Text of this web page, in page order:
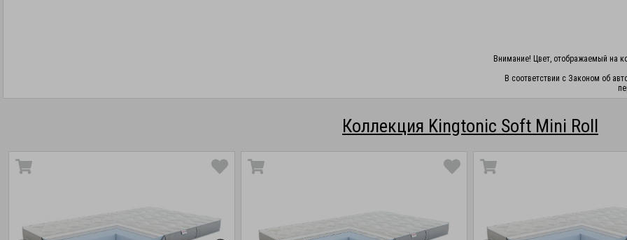
Внимание! Цвет, отображаемый на
В соответствии с Законом об
Коллекция Kingtonic Soft Mini Roll